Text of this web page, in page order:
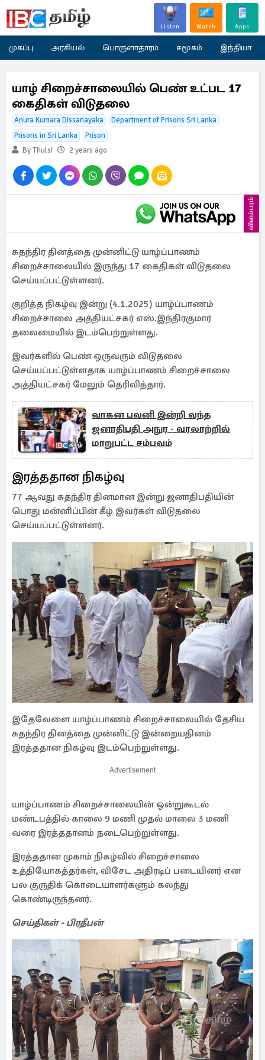
Listen Watch Apps
முகப்பு அரசியல் பொருளாதாரம் சமூகம் இந்தியா
யாழ் சிறைச்சாலையில் பெண் உட்பட 17
கைதிகள் விடுதலை
Anura Kumara Dissanayaka
Department of Prisons Sri Lanka
Prisons in Sri Lanka
Prison
By Thulsi
2 years ago
விளம்பரம்
சுதந்திர தினத்தை முன்னிட்டு யாழ்ப்பாணம்
சிறைச்சாலையில் இருந்து 17 கைதிகள் விடுதலை
செய்யப்பட்டுள்ளனர்.
குறித்த நிகழ்வு இன்று (4.1.2025) யாழ்ப்பாணம்
சிறைச்சாலை அத்தியட்சகர் எஸ்.இந்திரகுமார்
தலைமையில் இடம்பெற்றுள்ளது.
இவர்களில் பெண் ஒருவரும் விடுதலை
செய்யப்பட்டுள்ளதாக யாழ்ப்பாணம் சிறைச்சாலை
அத்தியட்சகர் மேலும் தெரிவித்தார்.
வாகன பவனி இன்றி வந்த
ஜனாதிபதி அநுர - வரலாற்றில்
மாறுபட்ட சம்பவம்
இரத்ததான நிகழ்வு
77 ஆவது சுதந்திர தினமான இன்று ஜனாதிபதியின்
பொது மன்னிப்பின் கீழ் இவர்கள் விடுதலை
செய்யப்பட்டுள்ளனர்.
இதேவேளை யாழ்ப்பாணம் சிறைச்சாலையில் தேசிய
சுதந்திர தினத்தை முன்னிட்டு இன்றையதினம்
இரத்ததான நிகழ்வு இடம்பெற்றுள்ளது.
Advertisement
யாழ்ப்பாணம் சிறைச்சாலையின் ஒன்றுகூடல்
மண்டபத்தில் காலை 9 மணி முதல் மாலை 3 மணி
வரை இரத்ததானம் நடைபெற்றுள்ளது.
இரத்ததான முகாம் நிகழ்வில் சிறைச்சாலை
உத்தியோகத்தர்கள், விசேட அதிரடிப் படையினர் என
பல குருதிக் கொடையாளர்களும் கலந்து
கொண்டிருந்தனர்.
செய்திகள் - பிரதீபன்